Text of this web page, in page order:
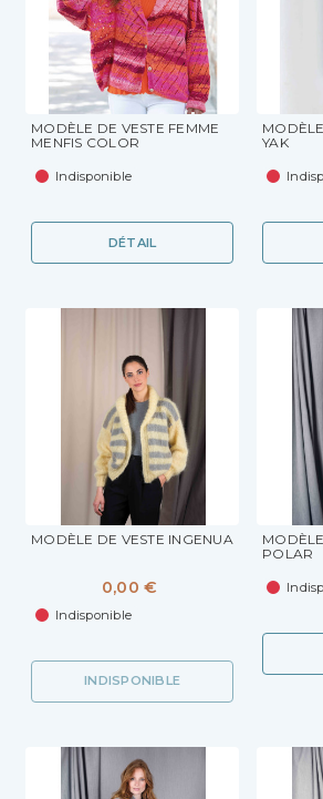
MODÈLE DE VESTE FEMME
MENFIS COLOR
Indisponible
DÉTAIL
YAK
MODÈLE DE VESTE INGENUA
0,00 €
Indisponible
INDISPONIBLE
POLAR